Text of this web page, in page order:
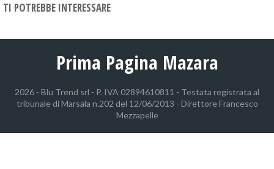
TI POTREBBE INTERESSARE
Prima Pagina Mazara
2026 - Blu Trend srl - P. IVA 02894610811 - Testata registrata al
tribunale di Marsala n.202 del 12/06/2013 - Direttore Francesco
Mezzapelle